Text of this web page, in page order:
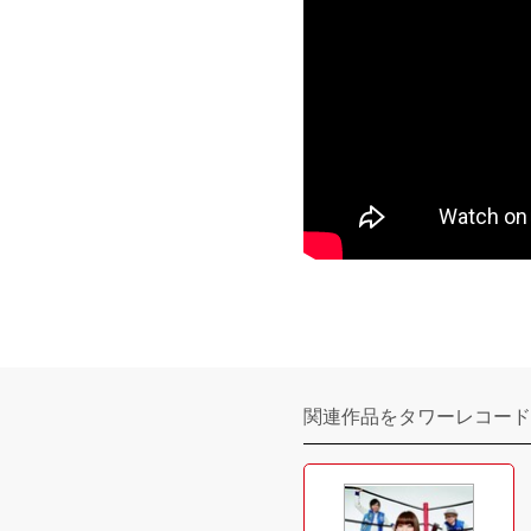
関連作品をタワーレコー